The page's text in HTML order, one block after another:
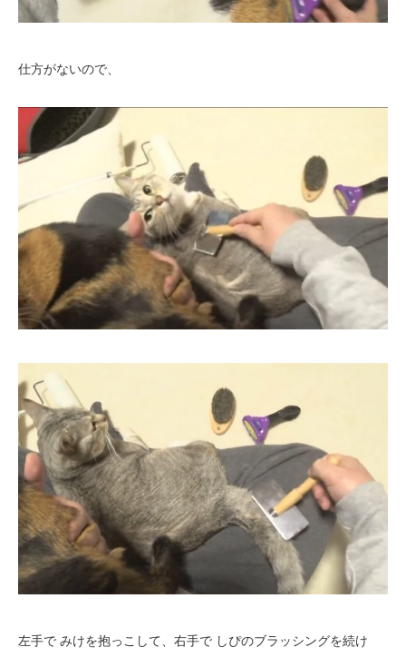
仕方がないので、
左手で みけを抱っこして、右手で しぴのブラッシングを続け